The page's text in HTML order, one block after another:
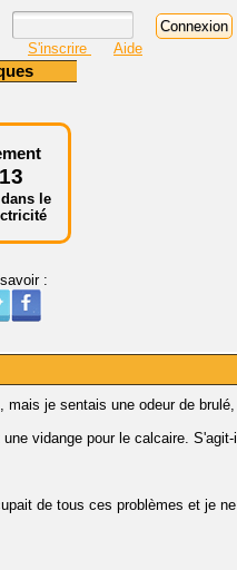
S'inscrire Aide
le
:
je sentais une odeur de brulé,
vidange pour le calcaire. S'agit-il
de tous ces problèmes et je ne